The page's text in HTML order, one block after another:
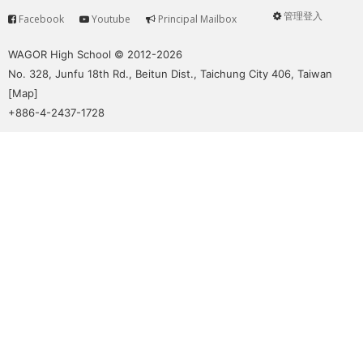
User
管理登入
Service
Facebook Youtube Principal Mailbox
WAGOR High School © 2012-2026
No. 328, Junfu 18th Rd., Beitun Dist., Taichung City 406, Taiwan
[Map]
+886-4-2437-1728